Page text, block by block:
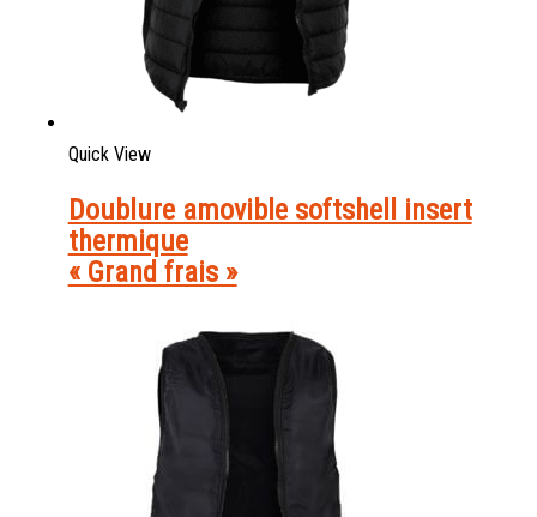
Quick View
Doublure amovible softshell insert
thermique
« Grand frais »